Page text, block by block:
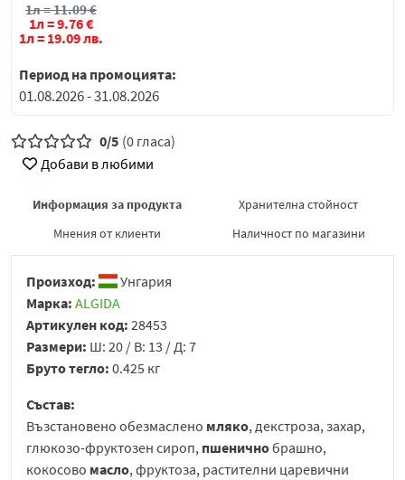
1л =11.09€
1л =9.76€
1л = 19.09лв.
Период на промоцията:
01.08.2026 - 31.08.2026
0/5 (0 гласа)
Добави в любими
Информация за продукта
Хранителна стойност
Мнения от клиенти
Наличност по магазини
Произход:
Унгария
Марка: ALGIDA
Артикулен код: 28453
Размери: Ш: 20 / В: 13 / Д: 7
Бруто тегло: 0.425 кг
Състав:
Възстановено обезмаслено мляко, декстроза, захар,
глюкозо-фруктозен сироп, пшеничнобрашно,
кокосово масло, фруктоза, растителни царевични